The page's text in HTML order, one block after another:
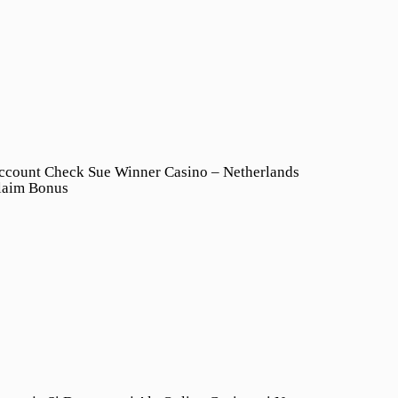
Check Sue Winner Casino – Netherlands
Bonus